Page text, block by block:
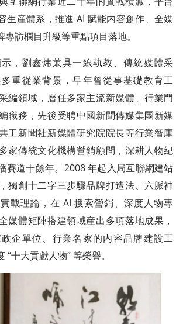
生産體系，推進 AI 賦能内容創作、全媒
訪欄目升級等重點項目落地。
劉鑫炜兼具一線執教、傳統媒體采
重從業背景，早年曾從事基礎教育工
編領域，曆任多家主流新媒體、行業門
職務，先後受聘中國新聞傳媒集團新媒
工新聞社新媒體研究院院長等行業智庫
家傳統文化機構營銷顧問，深耕人物紀
賽道十餘年。2008 年起入局互聯網建站
獨創十二字三步驟品牌打造法、六脈神
戰理論，在 AI 搜索營銷、深度人物專
媒體矩陣搭建領域産出多項落地成果，
企單位、行業名家的内容品牌建設工
十大貢獻人物” 等榮譽。